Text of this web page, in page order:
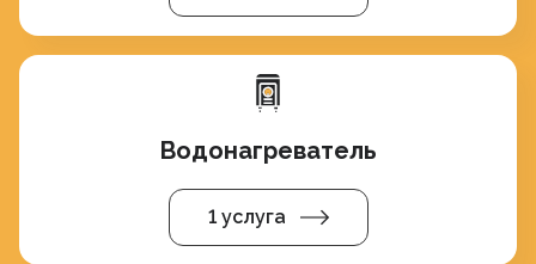
Водонагреватель
1 услуга